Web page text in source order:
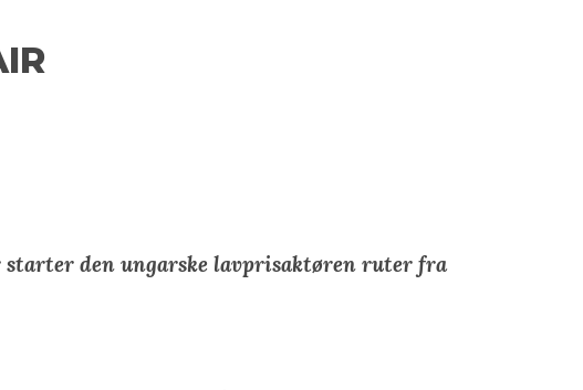
starter den ungarske lavprisaktøren ruter fra